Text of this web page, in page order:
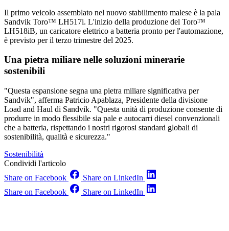
Il primo veicolo assemblato nel nuovo stabilimento malese è la pala
Sandvik Toro™ LH517i. L'inizio della produzione del Toro™
LH518iB, un caricatore elettrico a batteria pronto per l'automazione,
è previsto per il terzo trimestre del 2025.
Una pietra miliare nelle soluzioni minerarie
sostenibili
"Questa espansione segna una pietra miliare significativa per
Sandvik", afferma Patricio Apablaza, Presidente della divisione
Load and Haul di Sandvik. "Questa unità di produzione consente di
produrre in modo flessibile sia pale e autocarri diesel convenzionali
che a batteria, rispettando i nostri rigorosi standard globali di
sostenibilità, qualità e sicurezza."
Sostenibilità
Condividi l'articolo
Share on Facebook
Share on LinkedIn
Share on Facebook
Share on LinkedIn